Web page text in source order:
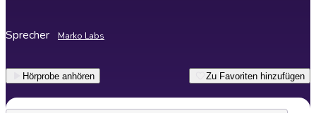
Sprecher Marko Labs
Hörprobe anhören Zu Favoriten hinzufügen